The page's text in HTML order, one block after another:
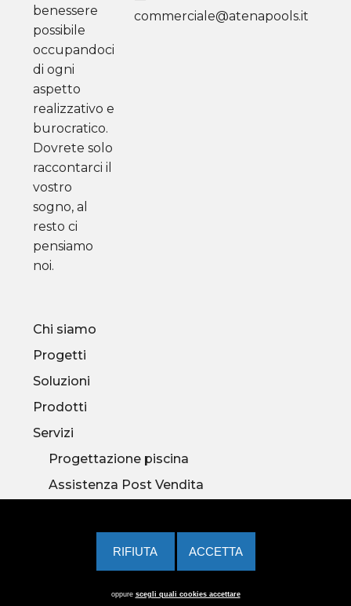
benessere
possibile
occupandoci
di ogni
aspetto
realizzativo e
burocratico.
Dovrete solo
raccontarci il
vostro
sogno, al
resto ci
pensiamo
noi.
commerciale@atenapools.it
Chi siamo
Progetti
Soluzioni
Prodotti
Servizi
Progettazione piscina
Assistenza Post Vendita
oppure scegli quali cookies accettare